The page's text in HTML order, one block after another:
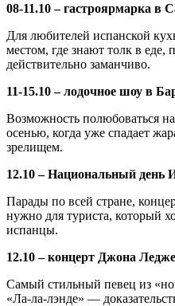
08-11.10 – гастроярмарка в
Для любителей испанской
местом, где знают толк в еде,
действительно заманчиво.
11-15.10 – лодочное шоу в
Возможность полюбоваться
осенью, когда уже спадает
зрелищем.
12.10 – Национальный день
Парады по всей стране,
нужно для туриста, который
испанцы.
12.10 – концерт Джона
Самый стильный певец из
«Ла-ла-лэнде» —